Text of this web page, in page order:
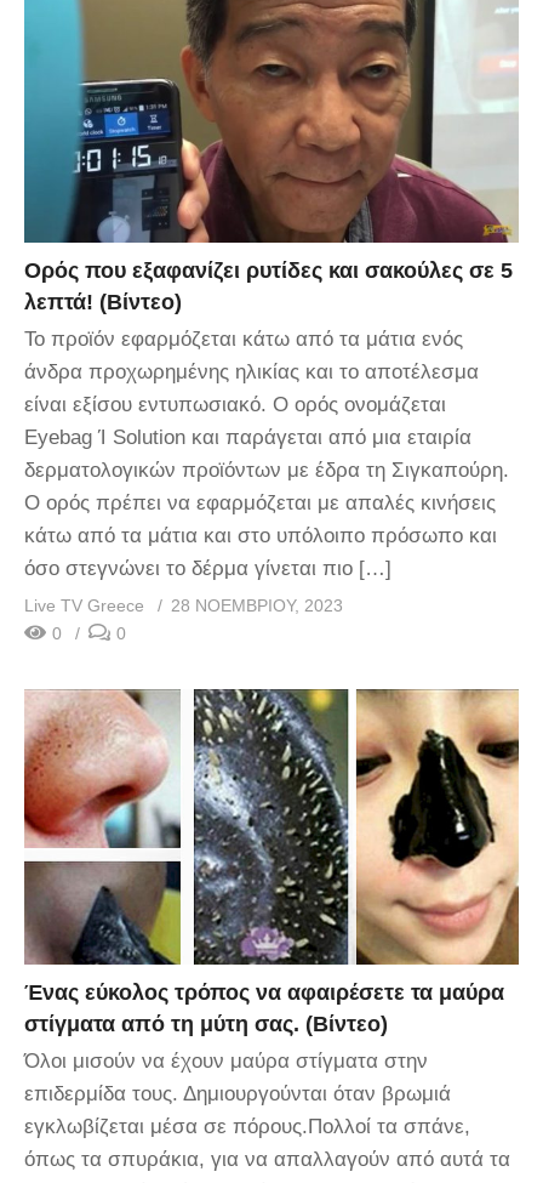
Ορός που εξαφανίζει ρυτίδες και σακούλες σε 5
λεπτά! (Βίντεο)
Το προϊόν εφαρμόζεται κάτω από τα μάτια ενός
άνδρα προχωρημένης ηλικίας και το αποτέλεσμα
είναι εξίσου εντυπωσιακό. Ο ορός ονομάζεται
Eyebag Ί Solution και παράγεται από μια εταιρία
δερματολογικών προϊόντων με έδρα τη Σιγκαπούρη.
Ο ορός πρέπει να εφαρμόζεται με απαλές κινήσεις
κάτω από τα μάτια και στο υπόλοιπο πρόσωπο και
όσο στεγνώνει το δέρμα γίνεται πιο […]
Live TV Greece
28 ΝΟΕΜΒΡΊΟΥ, 2023
0
0
Ένας εύκολος τρόπος να αφαιρέσετε τα μαύρα
στίγματα από τη μύτη σας. (Βίντεο)
Όλοι μισούν να έχουν μαύρα στίγματα στην
επιδερμίδα τους. Δημιουργούνται όταν βρωμιά
εγκλωβίζεται μέσα σε πόρους.Πολλοί τα σπάνε,
όπως τα σπυράκια, για να απαλλαγούν από αυτά τα